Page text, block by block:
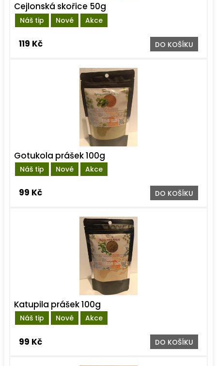
Náš tip Nové Akce
Cejlonská skořice 50g
119 Kč DO KOŠÍKU
Náš tip Nové Akce
Gotukola prášek 100g
99 Kč DO KOŠÍKU
Náš tip Nové Akce
Katupila prášek 100g
99 Kč DO KOŠÍKU